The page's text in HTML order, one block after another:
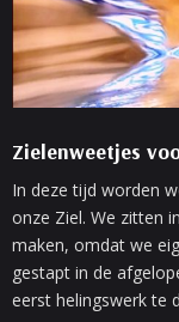
Zielenweetjes
In deze tijd worden
onze Ziel. We zitten
maken, omdat we
gestapt in de
eerst helingswerk te